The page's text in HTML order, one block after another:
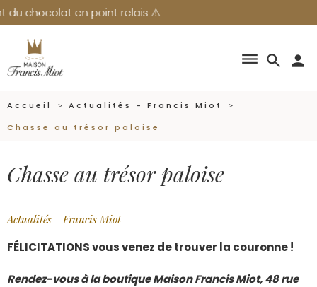
en point relais ⚠️
search
dehaze person
Accueil
Actualités - Francis Miot
Chasse au trésor paloise
Chasse au trésor paloise
Actualités - Francis Miot
FÉLICITATIONS vous venez de trouver la couronne !
Rendez-vous à la boutique Maison Francis Miot, 48 rue